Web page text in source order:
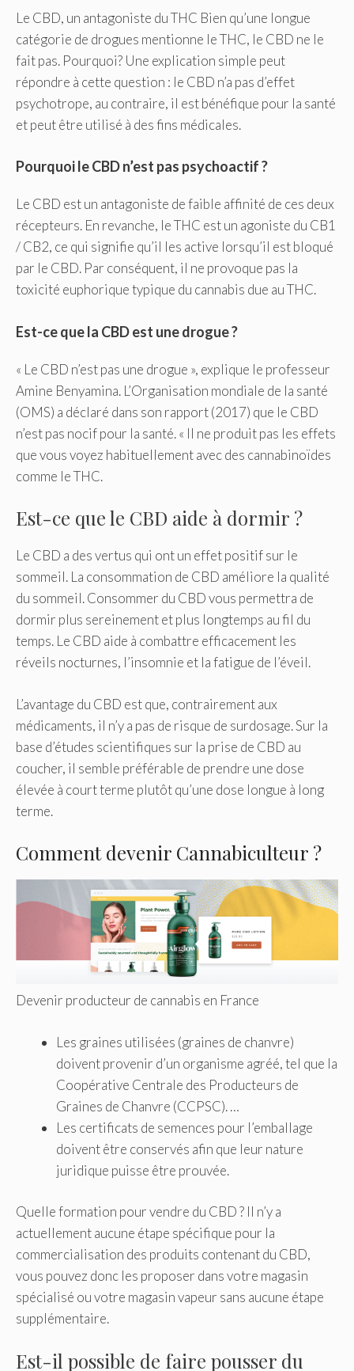
Le CBD, un antagoniste du THC Bien qu’une longue
catégorie de drogues mentionne le THC, le CBD ne le
fait pas. Pourquoi? Une explication simple peut
répondre à cette question : le CBD n’a pas d’effet
psychotrope, au contraire, il est bénéfique pour la santé
et peut être utilisé à des fins médicales.
Pourquoi le CBD n’est pas psychoactif ?
Le CBD est un antagoniste de faible affinité de ces deux
récepteurs. En revanche, le THC est un agoniste du CB1
/ CB2, ce qui signifie qu’il les active lorsqu’il est bloqué
par le CBD. Par conséquent, il ne provoque pas la
toxicité euphorique typique du cannabis due au THC.
Est-ce que la CBD est une drogue ?
« Le CBD n’est pas une drogue », explique le professeur
Amine Benyamina. L’Organisation mondiale de la santé
(OMS) a déclaré dans son rapport (2017) que le CBD
n’est pas nocif pour la santé. « Il ne produit pas les effets
que vous voyez habituellement avec des cannabinoïdes
comme le THC.
Est-ce que le CBD aide à dormir ?
Le CBD a des vertus qui ont un effet positif sur le
sommeil. La consommation de CBD améliore la qualité
du sommeil. Consommer du CBD vous permettra de
dormir plus sereinement et plus longtemps au fil du
temps. Le CBD aide à combattre efficacement les
réveils nocturnes, l’insomnie et la fatigue de l’éveil.
L’avantage du CBD est que, contrairement aux
médicaments, il n’y a pas de risque de surdosage. Sur la
base d’études scientifiques sur la prise de CBD au
coucher, il semble préférable de prendre une dose
élevée à court terme plutôt qu’une dose longue à long
terme.
Comment devenir Cannabiculteur ?
Devenir producteur de cannabis en France
Les graines utilisées (graines de chanvre)
doivent provenir d’un organisme agréé, tel que la
Coopérative Centrale des Producteurs de
Graines de Chanvre (CCPSC). …
Les certificats de semences pour l’emballage
doivent être conservés afin que leur nature
juridique puisse être prouvée.
Quelle formation pour vendre du CBD ? Il n’y a
actuellement aucune étape spécifique pour la
commercialisation des produits contenant du CBD,
vous pouvez donc les proposer dans votre magasin
spécialisé ou votre magasin vapeur sans aucune étape
supplémentaire.
Est-il possible de faire pousser du